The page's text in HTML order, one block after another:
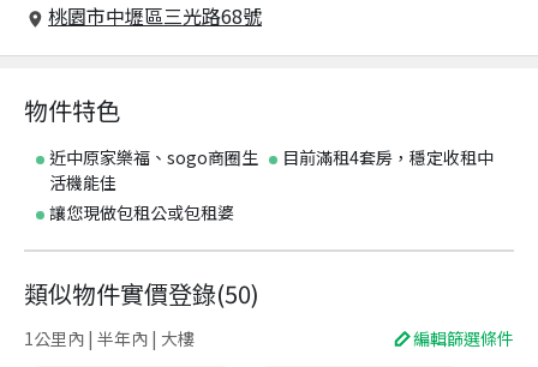
桃園市中壢區三光路68號
物件特色
近中原家樂福、sogo商圈生
活機能佳
目前滿租4套房，穩定收租中
讓您現做包租公或包租婆
類似物件實價登錄(50)
1公里內 | 半年內 | 大樓 編輯篩選條件